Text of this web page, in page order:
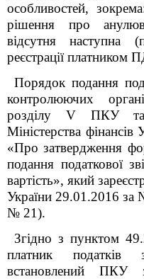
особливостей,
рішення про
відсутня наступна
реєстрації платником
Порядок подання
контролюючих
розділу V ПКУ та
Міністерства
«Про затвердження
подання податкової
вартість», який
України 29.01.2016
№ 21).
Згідно з пунктом
платник податків
встановлений ПКУ